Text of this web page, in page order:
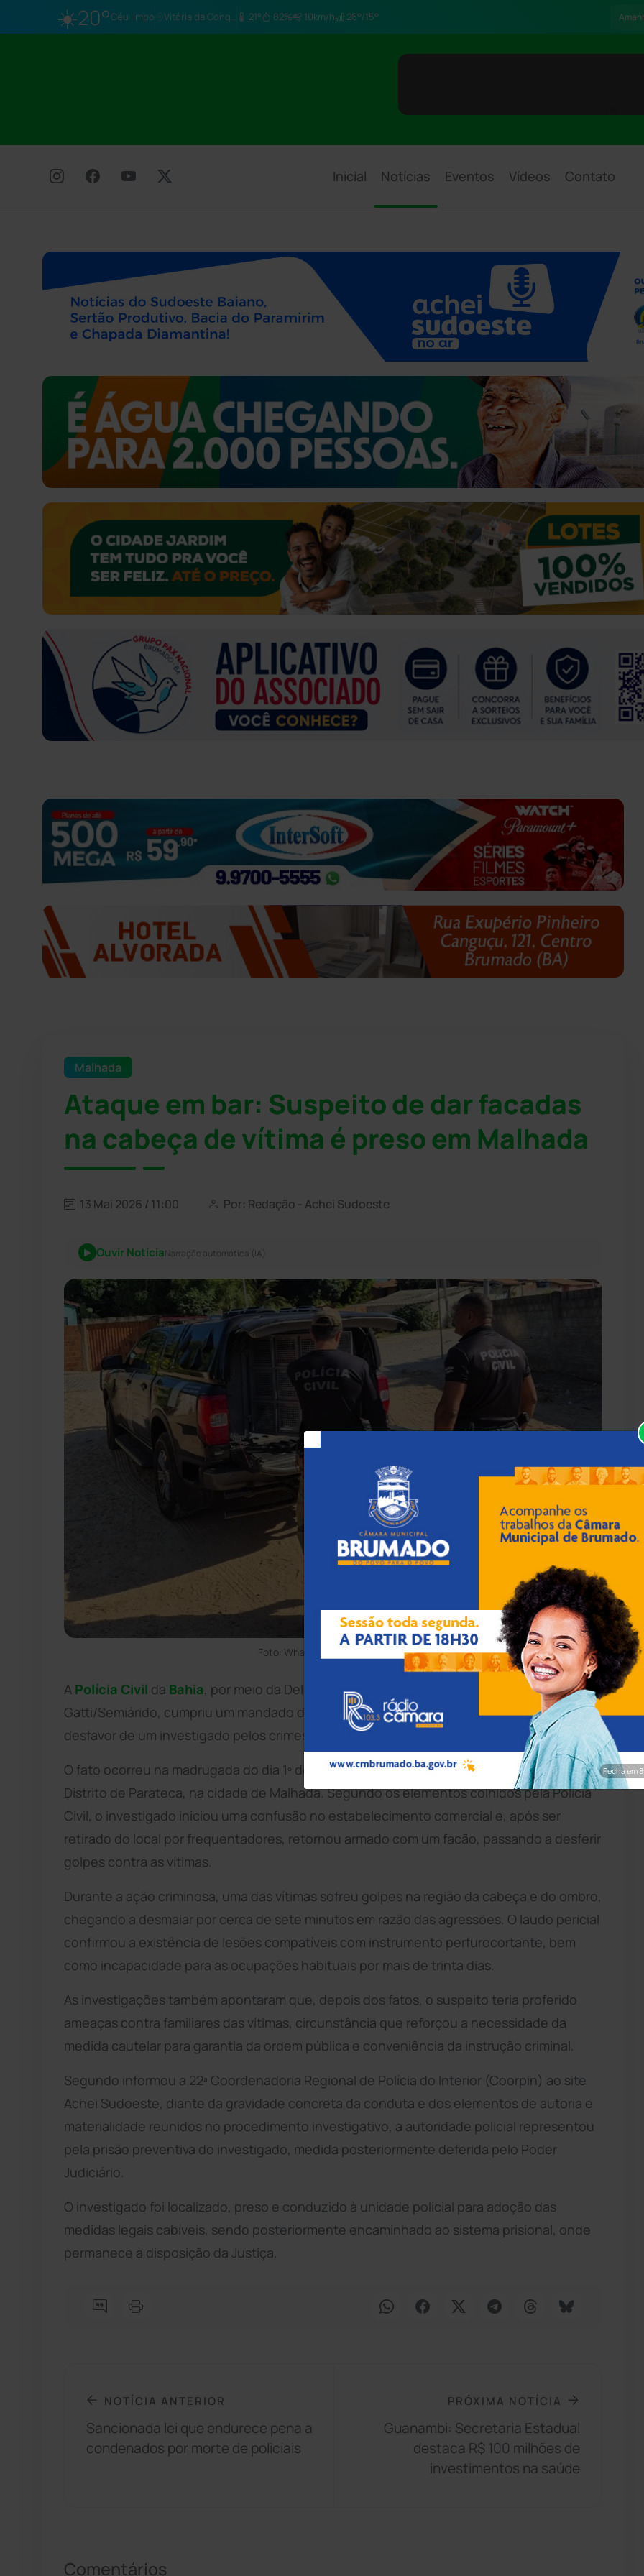
☀️20°Céu limpo Vitória da Conq… 21° 82% 10km/h 26°/15°
Inicial Notícias Eventos Vídeos Contato
Malhada
Ataque em bar: Suspeito de dar facadas
na cabeça de vítima é preso em Malhada
13 Mai 2026 / 11:00 Por: Redação - Achei Sudoeste
Ouvir NotíciaNarração automática (IA)
Foto: WhatsApp/Achei Sudoeste
A Polícia Civil da Bahia, por meio da Delegacia Territorial de
e com o apoio do
Gatti/Semiárido, cumpriu um mandado de prisão preventiva expedido pelaJustiçaem
desfavor de um investigado pelos crimes de lesão corporal de natureza grave e ameaça.
O fato ocorreu na madrugada do dia 1º de janeiro de 2026, em um bar localizado no
Distrito de Parateca, na cidade de Malhada. Segundo os elementos colhidos pela Polícia
Civil, o investigado iniciou uma confusão no estabelecimento comercial e, após ser
retirado do local por frequentadores, retornou armado com um facão, passando a desferir
golpes contra as vítimas.
Durante a ação criminosa, uma das vítimas sofreu golpes na região da cabeça e do ombro,
chegando a desmaiar por cerca de sete minutos em razão das agressões. O laudo pericial
confirmou a existência de lesões compatíveis com instrumento perfurocortante, bem
como incapacidade para as ocupações habituais por mais de trinta dias.
As investigações também apontaram que, depois dos fatos, o suspeito teria proferido
ameaças contra familiares das vítimas, circunstância que reforçou a necessidade da
medida cautelar para garantia da ordem pública e conveniência da instrução criminal.
Segundo informou a 22ª Coordenadoria Regional de Polícia do Interior (Coorpin) ao site
Achei Sudoeste, diante da gravidade concreta da conduta e dos elementos de autoria e
materialidade reunidos no procedimento investigativo, a autoridade policial representou
pela prisão preventiva do investigado, medida posteriormente deferida pelo Poder
Judiciário.
O investigado foi localizado, preso e conduzido à unidade policial para adoção das
medidas legais cabíveis, sendo posteriormente encaminhado ao sistema prisional, onde
permanece à disposição da Justiça.
NOTÍCIA ANTERIOR
Sancionada lei que endurece pena a
condenados por morte de policiais
PRÓXIMA NOTÍCIA
Guanambi: Secretaria Estadual
destaca R$ 100 milhões de
investimentos na saúde
Comentários
Fecha em